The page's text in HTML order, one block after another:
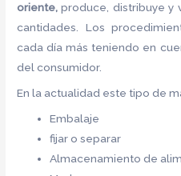
oriente, produce, distribuye y
cantidades. Los
cada día más teniendo en
del consumidor.
En la actualidad este tipo de
Embalaje
fijar o separar
Almacenamiento de